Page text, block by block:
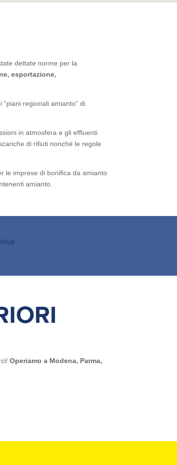
dettate norme per la
esportazione,
regionali amianto” di
in atmosfera e gli effluenti
di rifiuti nonché le regole
le imprese di bonifica da amianto
amianto.
Operiamo a Modena, Parma,